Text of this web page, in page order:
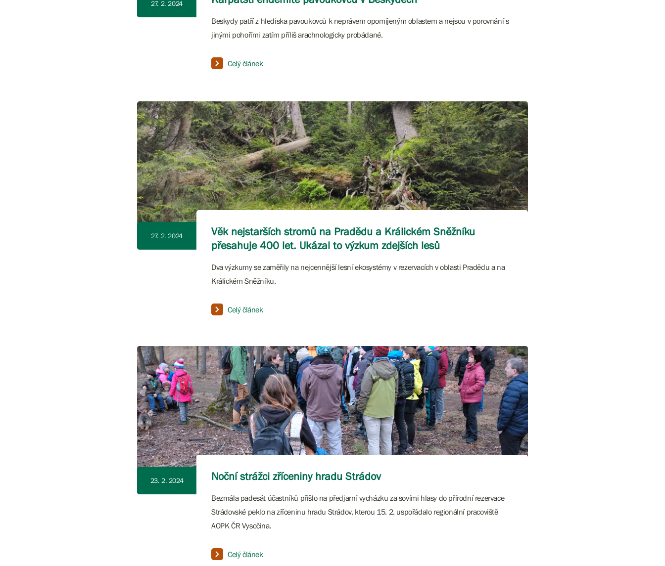
27. 2. 2024
Beskydy patří z hlediska pavoukovců k neprávem opomíjeným oblastem a nejsou v porovnání s
jinými pohořími zatím příliš arachnologicky probádané.
Celý článek
27. 2. 2024
Věk nejstarších stromů na Pradědu a Králickém Sněžníku
přesahuje 400 let. Ukázal to výzkum zdejších lesů
Dva výzkumy se zaměřily na nejcennější lesní ekosystémy v rezervacích v oblasti Pradědu a na
Králickém Sněžníku.
Celý článek
23. 2. 2024 Noční strážci zříceniny hradu Strádov
Bezmála padesát účastníků přišlo na předjarní vycházku za sovími hlasy do přírodní rezervace
Strádovské peklo na zříceninu hradu Strádov, kterou 15. 2. uspořádalo regionální pracoviště
AOPK ČR Vysočina.
Celý článek